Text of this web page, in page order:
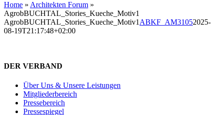
Home » Architekten Forum »
AgrobBUCHTAL_Stories_Kueche_Motiv1
AgrobBUCHTAL_Stories_Kueche_Motiv1 ABKF_AM31052025-
08-19T21:17:48+02:00
DER VERBAND
Über Uns & Unsere Leistungen
Mitgliederbereich
Pressebereich
Pressespiegel